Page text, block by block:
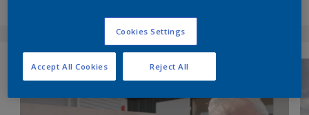
Cookies Settings
Reject All
Accept All Cookies